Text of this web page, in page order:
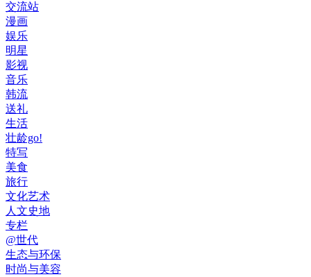
交流站
漫画
娱乐
明星
影视
音乐
韩流
送礼
生活
壮龄go!
特写
美食
旅行
文化艺术
人文史地
专栏
@世代
生态与环保
时尚与美容